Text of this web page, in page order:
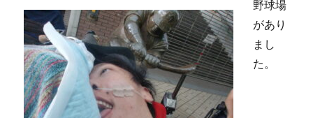
野球場
があり
まし
た。